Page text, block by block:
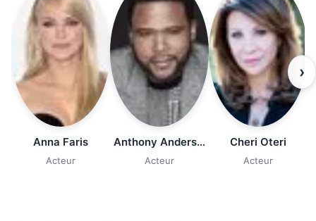
Anna Faris
Acteur
Anthony Anderson
Acteur
Cheri Oteri
Acteur
›